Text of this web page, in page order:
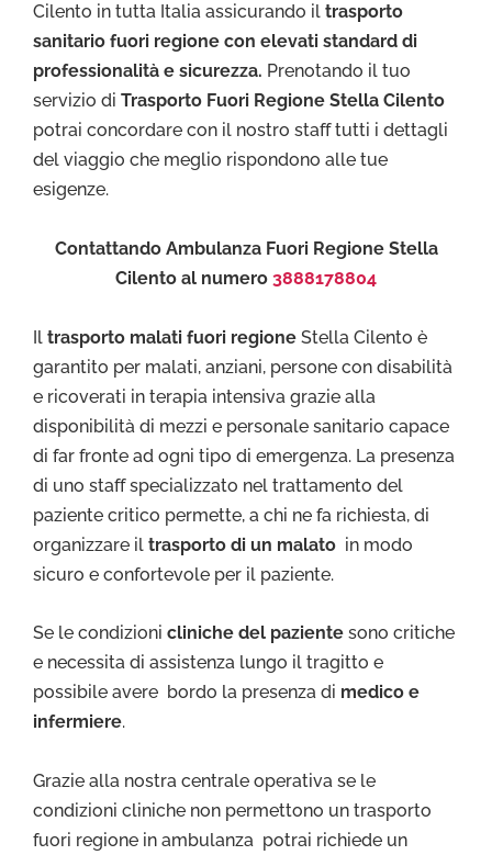
Cilento in tutta Italia assicurando il trasporto
sanitario fuori regione con elevati standard di
professionalità e sicurezza. Prenotando il tuo
servizio di Trasporto Fuori Regione Stella Cilento
potrai concordare con il nostro staff tutti i dettagli
del viaggio che meglio rispondono alle tue
esigenze.
Contattando Ambulanza Fuori Regione Stella
Cilento al numero 3888178804
Il trasporto malati fuori regione Stella Cilento è
garantito per malati, anziani, persone con disabilità
e ricoverati in terapia intensiva grazie alla
disponibilità di mezzi e personale sanitario capace
di far fronte ad ogni tipo di emergenza. La presenza
di uno staff specializzato nel trattamento del
paziente critico permette, a chi ne fa richiesta, di
organizzare il trasporto di un malato in modo
sicuro e confortevole per il paziente.
Se le condizioni cliniche del paziente sono critiche
e necessita di assistenza lungo il tragitto e
possibile avere bordo la presenza di medico e
infermiere.
Grazie alla nostra centrale operativa se le
condizioni cliniche non permettono un trasporto
fuori regione in ambulanza potrai richiede un